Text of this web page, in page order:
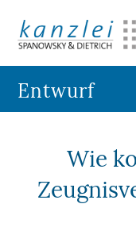
Entwurf
Wie